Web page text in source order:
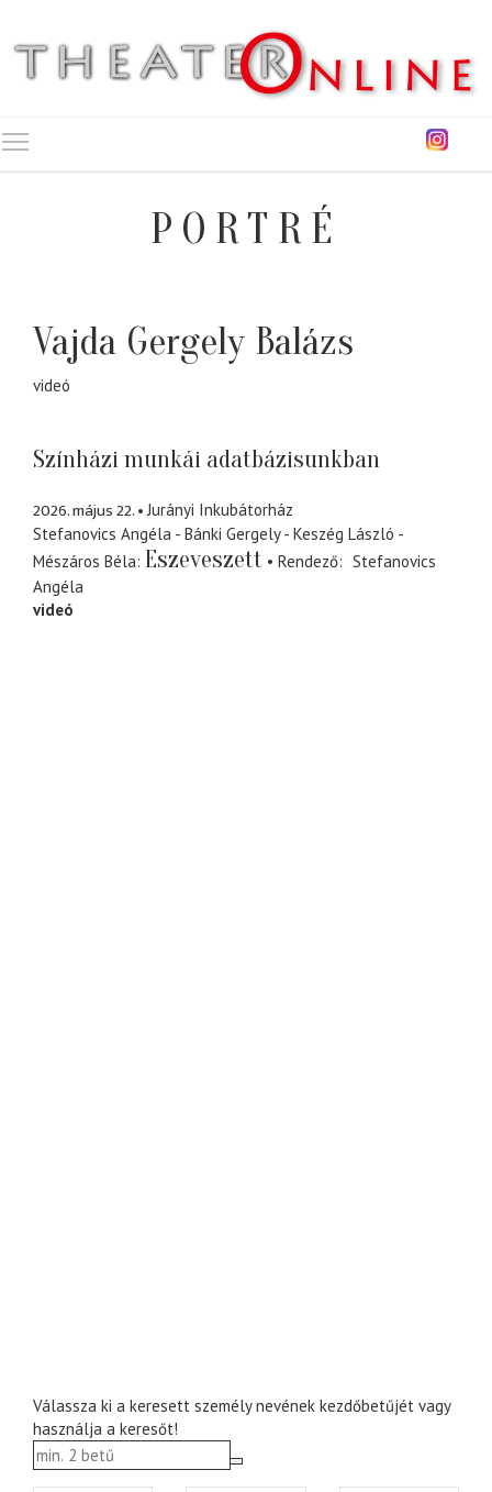
PORTRÉ
Vajda Gergely Balázs
videó
Színházi munkái adatbázisunkban
2026. május 22.
Jurányi Inkubátorház
Stefanovics Angéla - Bánki Gergely - Keszég László -
Mészáros Béla Eszeveszett Rendező
Stefanovics
Angéla
videó
Válassza ki a keresett személy nevének kezdőbetűjét vagy
használja a keresőt!